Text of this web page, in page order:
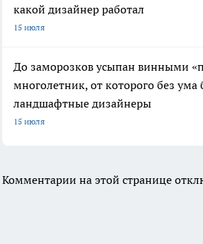
какой дизайнер работал
15 июля
До заморозков усыпан винными
многолетник, от которого без ума
ландшафтные дизайнеры
15 июля
Комментарии на этой странице